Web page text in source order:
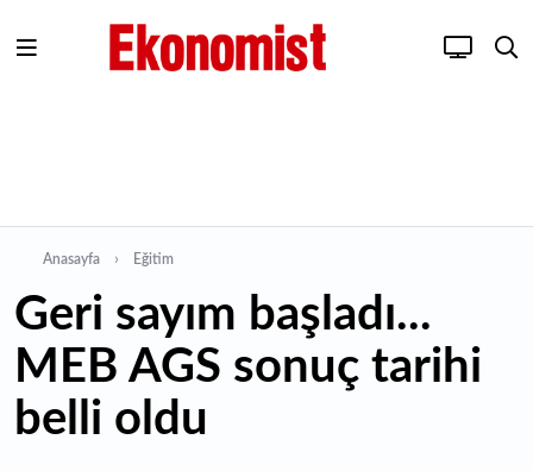
Anasayfa Eğitim
Geri sayım başladı...
MEB AGS sonuç tarihi
belli oldu